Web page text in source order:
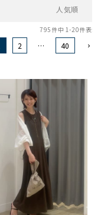
人気順
795 件中 1-20件表示
2 … 40